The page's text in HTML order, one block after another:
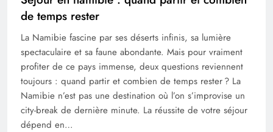
de temps rester
La Namibie fascine par ses déserts infinis, sa lumière
spectaculaire et sa faune abondante. Mais pour vraiment
profiter de ce pays immense, deux questions reviennent
toujours : quand partir et combien de temps rester ? La
Namibie n’est pas une destination où l’on s’improvise un
city-break de dernière minute. La réussite de votre séjour
dépend en…